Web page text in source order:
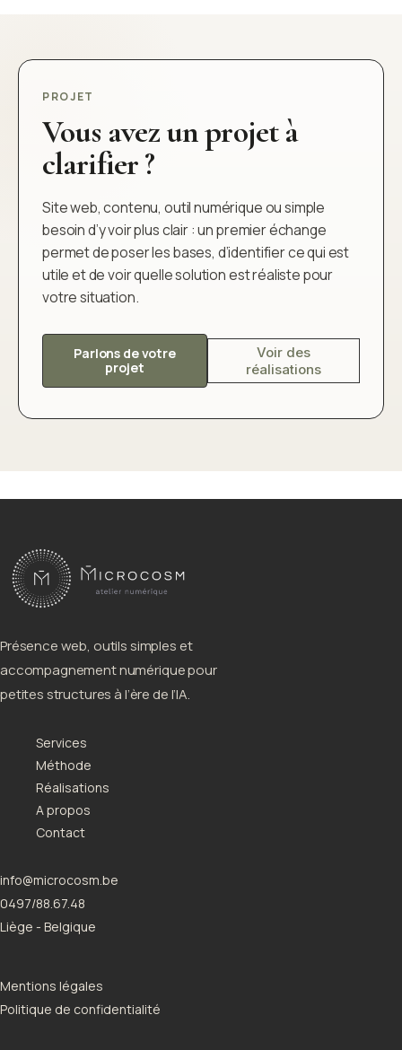
PROJET
Vous avez un projet à
clarifier ?
Site web, contenu, outil numérique ou simple
besoin d’y voir plus clair : un premier échange
permet de poser les bases, d’identifier ce qui est
utile et de voir quelle solution est réaliste pour
votre situation.
Parlons de votre
projet
Voir des
réalisations
Présence web, outils simples et
accompagnement numérique pour
petites structures à l’ère de l’IA.
Services
Méthode
Réalisations
A propos
Contact
info@microcosm.be
0497/88.67.48
Liège - Belgique
Mentions légales
Politique de confidentialité